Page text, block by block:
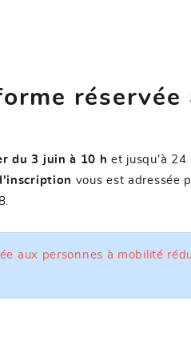
réservée
du 3 juin à 10 h et jusqu'à 24
vous est adressée
aux personnes à mobilité